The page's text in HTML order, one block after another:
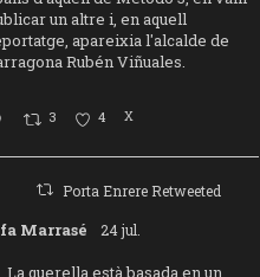
un altre i, en aquell
apareixia l'alcalde de
Rubén Viñuales.
3 4 X
Porta Enrere Retweeted
Marrasé 24 jul.
La querella està basada en un